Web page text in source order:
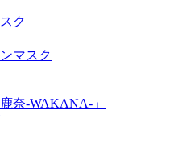
ク
マスク
奈-WAKANA-」